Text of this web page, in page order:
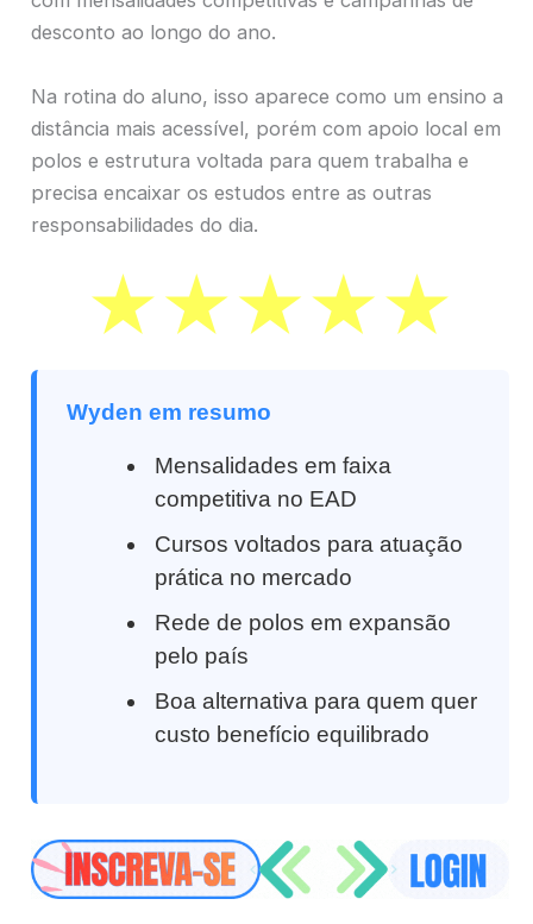
desconto ao longo do ano.
Na rotina do aluno, isso aparece como um ensino a
distância mais acessível, porém com apoio local em
polos e estrutura voltada para quem trabalha e
precisa encaixar os estudos entre as outras
responsabilidades do dia.
Wyden em resumo
Mensalidades em faixa
competitiva no EAD
Cursos voltados para atuação
prática no mercado
Rede de polos em expansão
pelo país
Boa alternativa para quem quer
custo benefício equilibrado